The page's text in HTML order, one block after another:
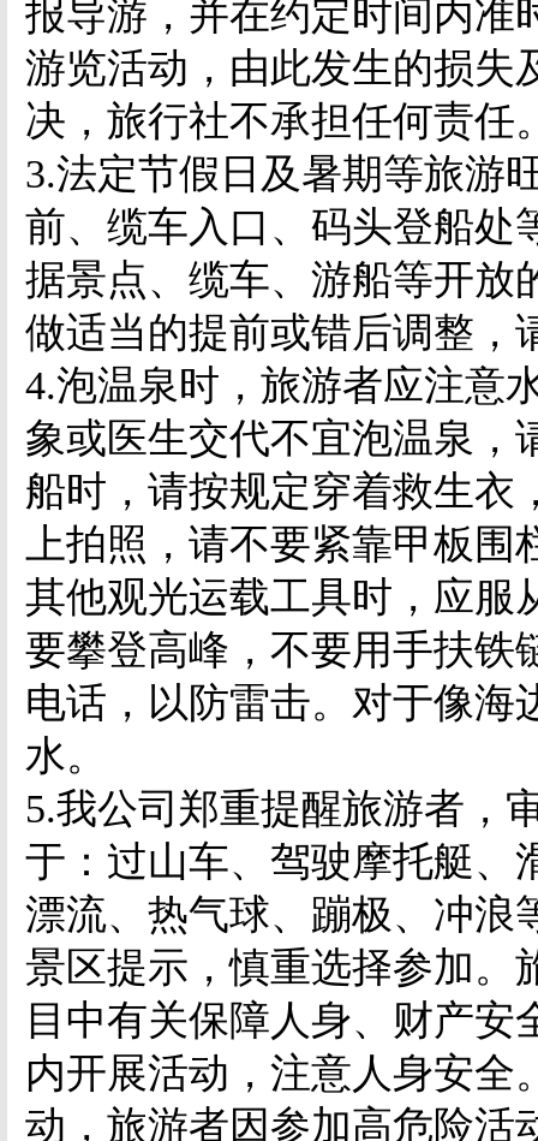
报导游，并在约定时间内准
游览活动，由此发生的损失
决，旅行社不承担任何责任
3.法定节假日及暑期等旅游
前、缆车入口、码头登船处
据景点、缆车、游船等开放
做适当的提前或错后调整，
4.泡温泉时，旅游者应注意
象或医生交代不宜泡温泉，
船时，请按规定穿着救生衣
上拍照，请不要紧靠甲板
其他观光运载工具时，应服
要攀登高峰，不要用手扶铁
电话，以防雷击。对于像海
水。
5.我公司郑重提醒旅游者，
于：过山车、驾驶摩托艇、
漂流、热气球、蹦极、冲浪
景区提示，慎重选择参加。
目中有关保障人身、财产
内开展活动，注意人身安全
动，旅游者因参加高危险活